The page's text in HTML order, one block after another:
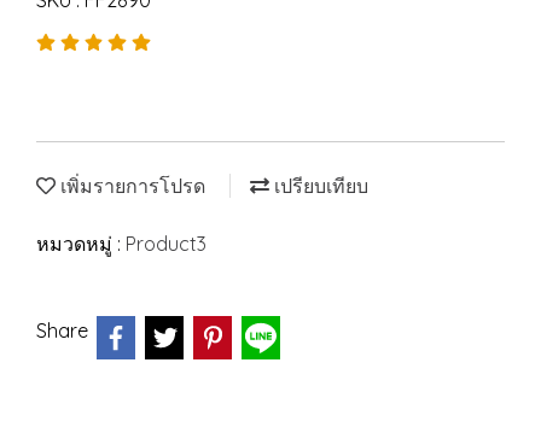
เพิ่มรายการโปรด เปรียบเทียบ
หมวดหมู่ : Product3
Share